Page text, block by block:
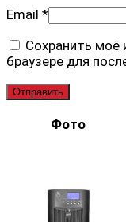
Email *
Сохранить моё
браузере для
Фото